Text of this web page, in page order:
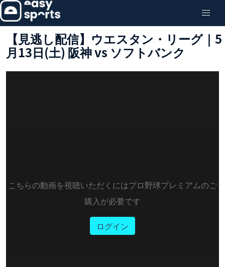
【見逃し配信】ウエスタン・リーグ｜5
月13日(土) 阪神 vs ソフトバンク
こちらの動画を視聴いただくにはプロ野球プレミアムのご
購入が必要です
ログイン